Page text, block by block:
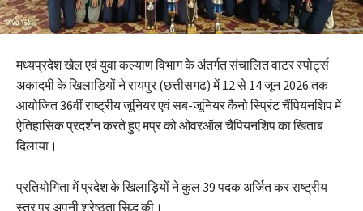
मध्यप्रदेश खेल एवं युवा कल्याण विभाग के अंतर्गत संचालित वाटर स्पोर्ट्स
अकादमी के खिलाड़ियों ने रायपुर (छत्तीसगढ़) में 12 से 14 जून 2026 तक
आयोजित 36वीं राष्ट्रीय जूनियर एवं सब-जूनियर कैनो स्प्रिंट चैंपियनशिप में
ऐतिहासिक प्रदर्शन करते हुए मप्र को ओवरऑल चैंपियनशिप का खिताब
दिलाया।
प्रतियोगिता में प्रदेश के खिलाड़ियों ने कुल 39 पदक अर्जित कर राष्ट्रीय
स्तर पर अपनी श्रेष्ठता सिद्ध की।